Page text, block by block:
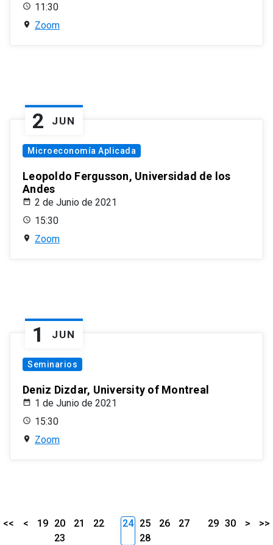
11:30
Zoom
2 JUN
Microeconomía Aplicada
Leopoldo Fergusson, Universidad de los
Andes
2 de Junio de 2021
15:30
Zoom
1 JUN
Seminarios
Deniz Dizdar, University of Montreal
1 de Junio de 2021
15:30
Zoom
<< < 19 20 21
22
23
24 25 26
27
28
29 30 > >>